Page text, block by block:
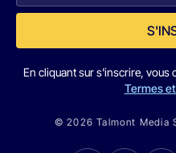
En cliquant sur s'inscrire, vous
Termes
© 2026 Talmont Media